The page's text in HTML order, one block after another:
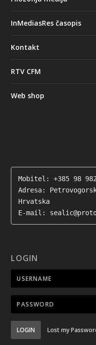
InMediasRes časopis
Kontakt
RTV CFM
Web shop
Mobitel: +385 98
Adresa:
Hrvatska
E-mail:
LOGIN
LOGIN Lost my